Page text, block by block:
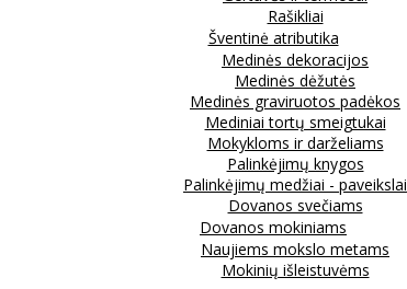
Rašikliai
Šventinė atributika
Medinės dekoracijos
Medinės dėžutės
Medinės graviruotos padėkos
Mediniai tortų smeigtukai
Mokykloms ir darželiams
Palinkėjimų knygos
Palinkėjimų medžiai - paveikslai
Dovanos svečiams
Dovanos mokiniams
Naujiems mokslo metams
Mokinių išleistuvėms